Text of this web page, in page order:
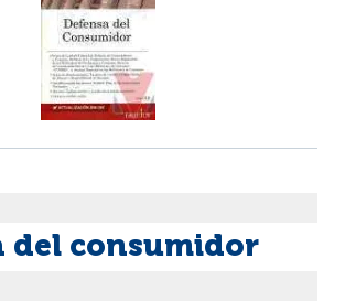
del consumidor